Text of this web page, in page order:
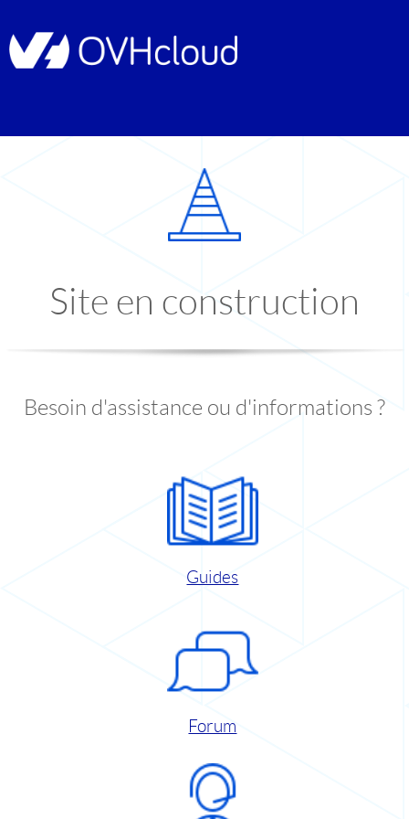
Site en construction
Besoin d'assistance ou d'informations ?
Guides
Forum